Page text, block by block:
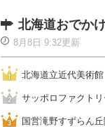
北海道おでか
8月8日 9:32更新
北海道立近代美術館
サッポロファクトリ
国営滝野すずらん丘